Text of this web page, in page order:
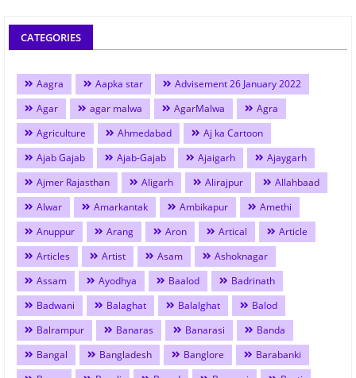
CATEGORIES
Aagra Aapka star
Advisement 26 January 2022
Agar
agar malwa AgarMalwa
Agra
Agriculture
Ahmedabad
Aj ka Cartoon
Ajab Gajab
Ajab-Gajab Ajaigarh
Ajaygarh
Ajmer Rajasthan
Aligarh Alirajpur
Allahbaad
Alwar
Amarkantak Ambikapur
Amethi
Anuppur
Arang Aron Artical
Article
Articles
Artist Asam
Ashoknagar
Assam
Ayodhya Baalod
Badrinath
Badwani
Balaghat Balalghat
Balod
Balrampur
Banaras Banarasi
Banda
Bangal
Bangladesh Banglore
Barabanki